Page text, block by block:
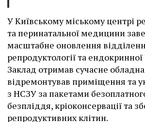
У Київському міському центрі
та перинатальної медицини
масштабне оновлення
репродуктології та ендокринної
Заклад отримав сучасне
відремонтував приміщення та
з НСЗУ за пакетами
безпліддя, кріоконсервації та
репродуктивних клітин.